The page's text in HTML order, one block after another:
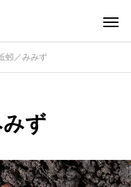
蚓／みみず
みず